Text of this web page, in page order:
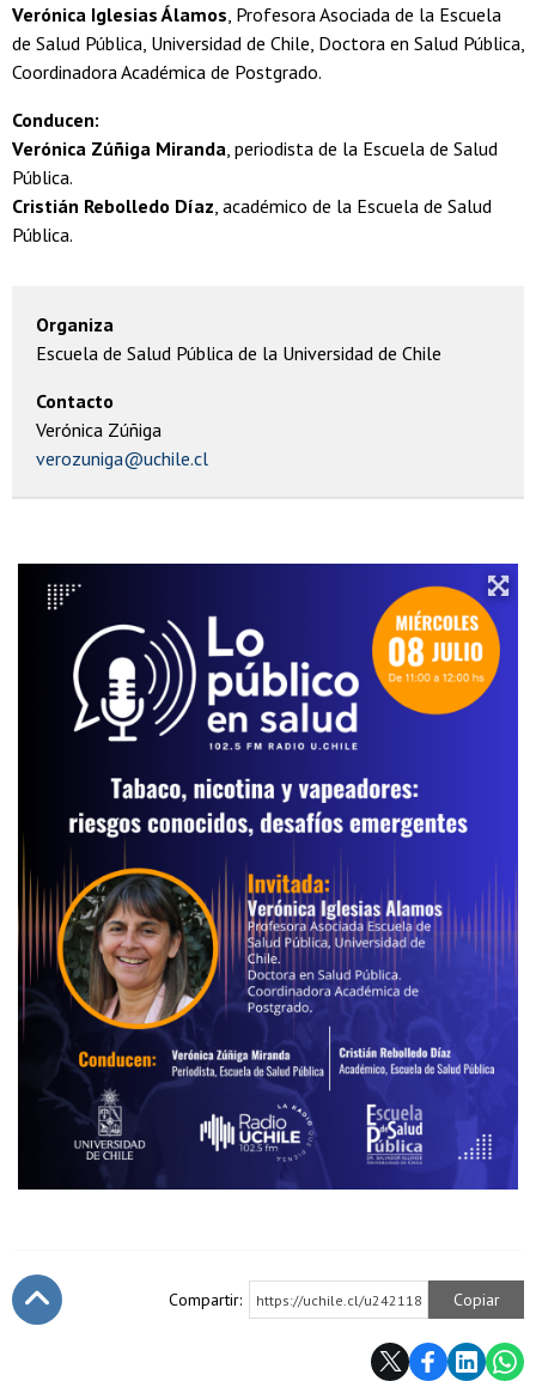
Verónica Iglesias Álamos, Profesora Asociada de la Escuela
de Salud Pública, Universidad de Chile, Doctora en Salud Pública,
Coordinadora Académica de Postgrado.
Conducen:
Verónica Zúñiga Miranda, periodista de la Escuela de Salud
Pública.
Cristián Rebolledo Díaz, académico de la Escuela de Salud
Pública.
Organiza
Escuela de Salud Pública de la Universidad de Chile
Contacto
Verónica Zúñiga
verozuniga@uchile.cl
Compartir: https://uchile.cl/u242118 Copiar